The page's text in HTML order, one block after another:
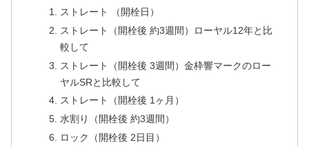
ストレート （開栓日）
ストレート（開栓後 約3週間）ローヤル12年と比
較して
ストレート（開栓後 3週間）金枠響マークのロー
ヤルSRと比較して
ストレート（開栓後 1ヶ月）
水割り（開栓後 約3週間）
ロック（開栓後 2日目）